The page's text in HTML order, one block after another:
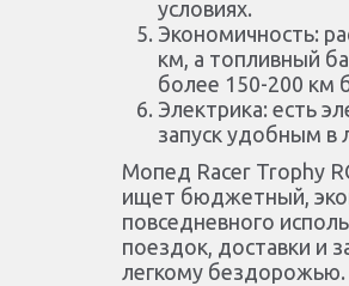
условиях.
Экономичность:
км, а топливный
более 150-200 км
Электрика: есть
запуск удобным в
Мопед Racer Trophy
ищет бюджетный,
повседневного
поездок, доставки и
легкому бездорожью.